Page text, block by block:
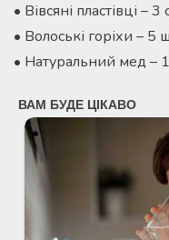
• Вівсяні пластівці – 3
• Волоські горіхи – 5
• Натуральний мед – 1